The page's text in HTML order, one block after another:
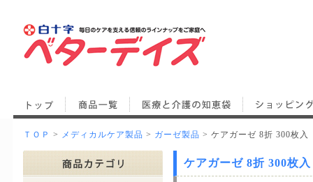
ＴＯＰ > メディカルケア製品 > ガーゼ製品 > ケアガーゼ 8折 300枚入
ケアガーゼ 8折 300枚入